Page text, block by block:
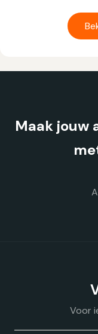
Deze
worden
Maak jouw
Voor